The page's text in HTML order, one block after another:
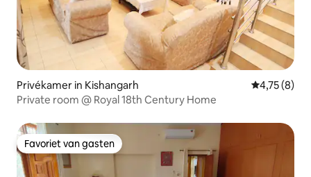
Privékamer in Kishangarh
4,75 (8)
Private room @ Royal 18th Century Home
Favoriet van gasten
Favoriet van gasten